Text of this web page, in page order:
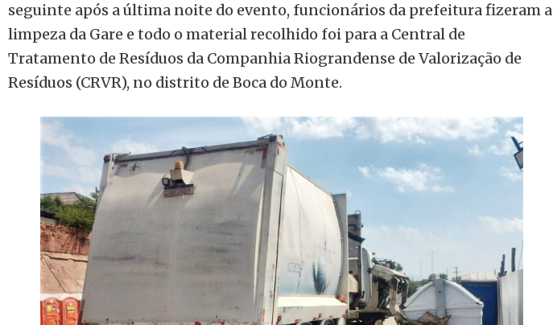
seguinte após a última noite do evento, funcionários da prefeitura fizeram a
limpeza da Gare e todo o material recolhido foi para a Central de
Tratamento de Resíduos da Companhia Riograndense de Valorização de
Resíduos (CRVR), no distrito de Boca do Monte.